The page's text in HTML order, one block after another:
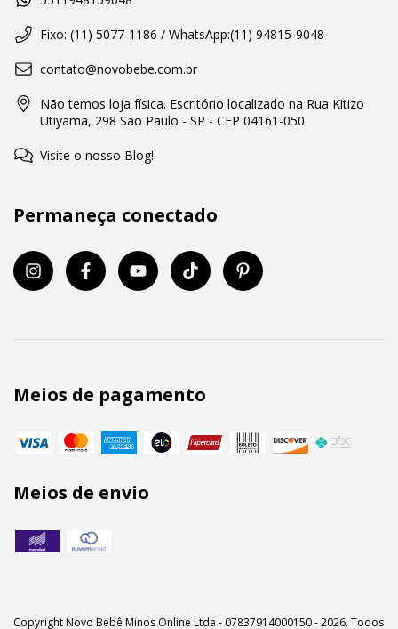
Fixo: (11) 5077-1186 / WhatsApp:(11) 94815-9048
contato@novobebe.com.br
Não temos loja física. Escritório localizado na Rua Kitizo
Utiyama, 298 São Paulo - SP - CEP 04161-050
Visite o nosso Blog!
Permaneça conectado
Meios de pagamento
Meios de envio
Copyright Novo Bebê Minos Online Ltda - 07837914000150 - 2026. Todos